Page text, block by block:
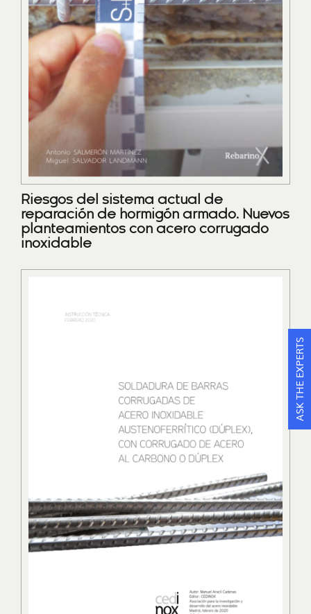
Riesgos del sistema actual de
reparación de hormigón armado. Nuevos
planteamientos con acero corrugado
inoxidable
ASK THE EXPERTS